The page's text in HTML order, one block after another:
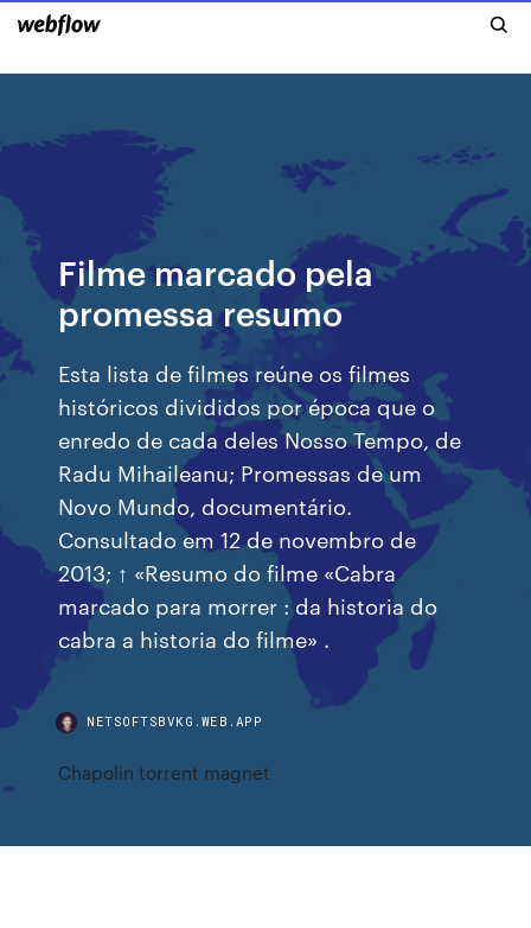
Filme marcado pela
promessa resumo
Esta lista de filmes reúne os filmes
históricos divididos por época que o
enredo de cada deles Nosso Tempo, de
Radu Mihaileanu; Promessas de um
Novo Mundo, documentário.
Consultado em 12 de novembro de
2013; ↑ «Resumo do filme «Cabra
marcado para morrer : da historia do
cabra a historia do filme» .
NETSOFTSBVKG.WEB.APP
Chapolin torrent magnet